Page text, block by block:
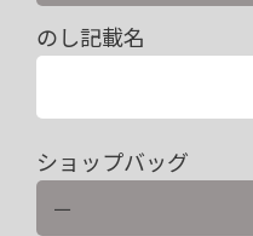
のし記載名
ショップバッグ